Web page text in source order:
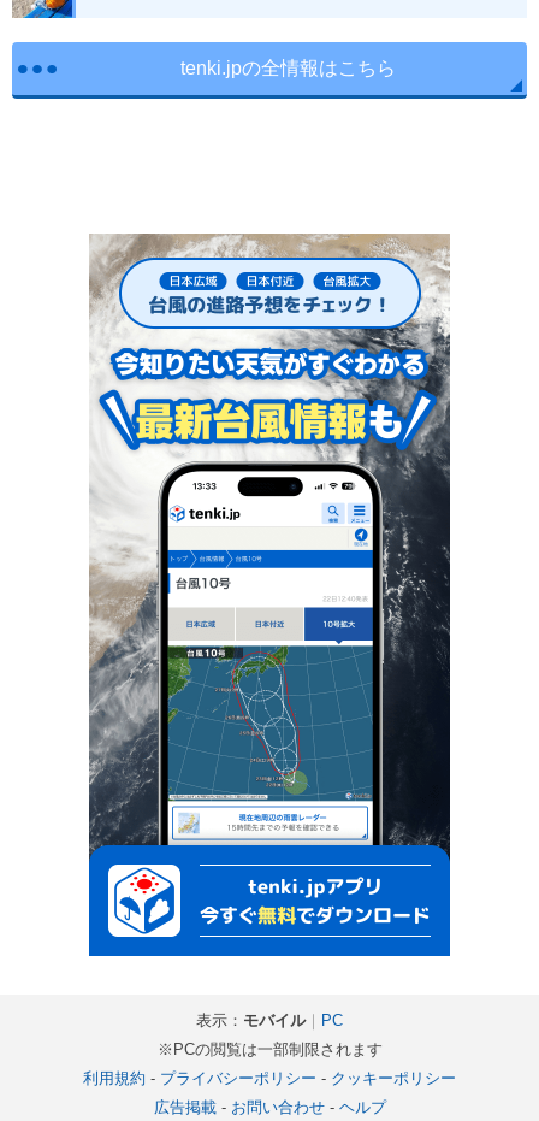
tenki.jpの全情報はこちら
表示： モバイル｜ PC
※PCの閲覧は一部制限されます
利用規約 - プライバシーポリシー - クッキーポリシー
広告掲載- お問い合わせ- ヘルプ